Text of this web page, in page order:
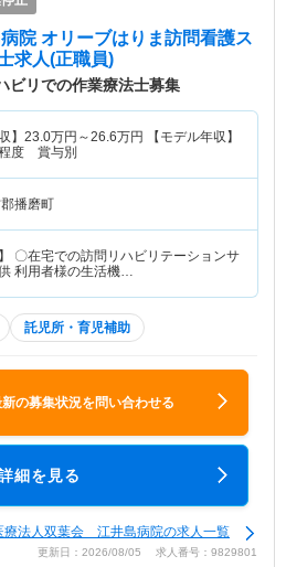
院 オリーブはりま訪問看護ス
求人(正職員)
ビリでの作業療法士募集
】 23.0万円～26.6万円
【モデル年収】
度 賞与別
播磨町
】 〇在宅での訪問リハビリテーションサ
利用者様の生活機…
託児所・育児補助
の募集状況を問い合わせる
細を見る
療法人双葉会 江井島病院の求人一覧
更新日：2026/08/05 求人番号：9829801